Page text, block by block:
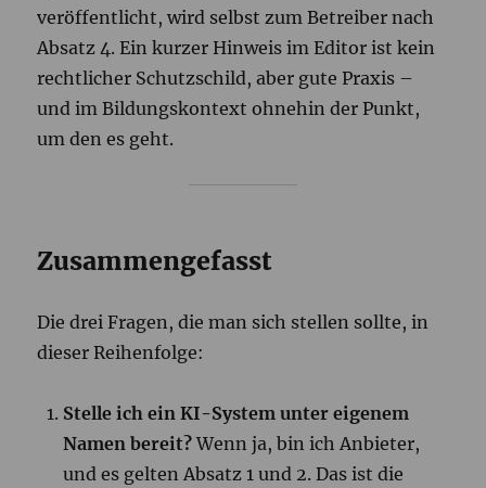
veröffentlicht, wird selbst zum Betreiber nach
Absatz 4. Ein kurzer Hinweis im Editor ist kein
rechtlicher Schutzschild, aber gute Praxis –
und im Bildungskontext ohnehin der Punkt,
um den es geht.
Zusammengefasst
Die drei Fragen, die man sich stellen sollte, in
dieser Reihenfolge:
Stelle ich ein KI-System unter eigenem
Namen bereit?Wenn ja, bin ich Anbieter,
und es gelten Absatz 1 und 2. Das ist die